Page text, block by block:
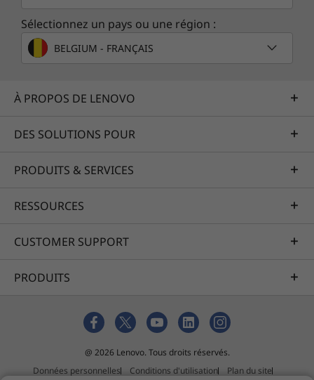
Sélectionnez un pays ou une région :
BELGIUM - FRANÇAIS
À PROPOS DE LENOVO
DES SOLUTIONS POUR
PRODUITS & SERVICES
RESSOURCES
CUSTOMER SUPPORT
PRODUITS
@ 2026 Lenovo. Tous droits réservés.
Données personnelles
Conditions d'utilisation Plan du site